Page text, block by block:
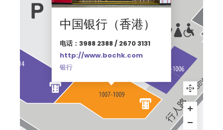
中国银行（香港）
电话：3988 2388 / 2670 3131
http://www.bochk.com
银行